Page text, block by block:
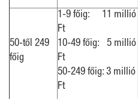
50-től 249
főig
1-9 főig: 11 millió
Ft
10-49 főig: 5 millió
Ft
50-249 főig: 3 millió
Ft